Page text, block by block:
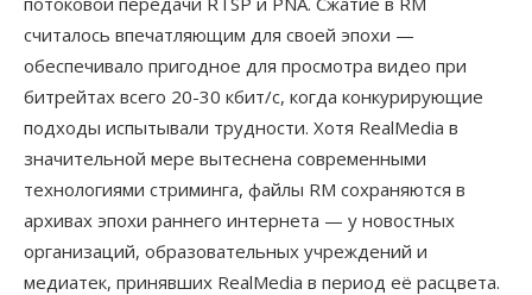
считалось впечатляющим для своей эпохи —
обеспечивало пригодное для просмотра видео при
битрейтах всего 20-30 кбит/с, когда конкурирующие
подходы испытывали трудности. Хотя RealMedia в
значительной мере вытеснена современными
технологиями стриминга, файлы RM сохраняются в
архивах эпохи раннего интернета — у новостных
организаций, образовательных учреждений и
медиатек, принявших RealMedia в период её расцвета.